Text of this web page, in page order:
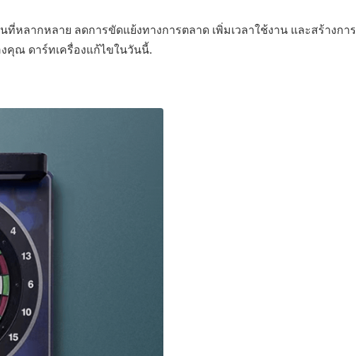
หลากหลาย ลดการขัดแย้งทางการตลาด เพิ่มเวลาใช้งาน และสร้าง
คุณ ดาร์ทเครื่องแก้ไขในวันนี้.